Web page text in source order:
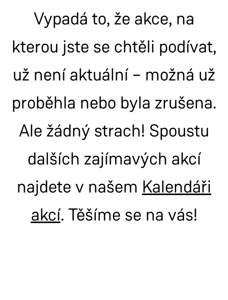
Vypadá to, že akce, na
kterou jste se chtěli podívat,
už není aktuální – možná už
proběhla nebo byla zrušena.
Ale žádný strach! Spoustu
dalších zajímavých akcí
najdete v našem Kalendáři
akcí. Těšíme se na vás!